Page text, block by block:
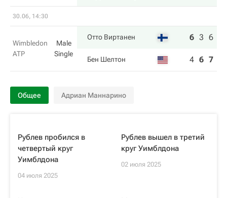
30.06, 14:30
Wimbledon
ATP
Male
Single
Отто Виртанен 6 3 6
Бен Шелтон 4 6 7
Общее Адриан Маннарино
Рублев пробился в
четвертый круг
Уимблдона
04 июля 2025
Рублев вышел в третий
круг Уимблдона
02 июля 2025